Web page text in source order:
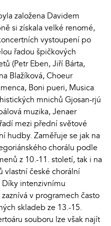
založena Davidem
si získala velké renomé,
vystoupení po
řadou špičkových
(Petr Eben, Jiří Bárta,
Blažíková, Choeur
Boni pueri, Musica
mnichů Gjosan-rjú
muzika, Jenaer
mezi přední světové
hudby. Zaměřuje se jak na
chorálu podle
z 10.-11. století, tak i na
vlastní české chorální
intenzivnímu
v programech často
skladeb ze 13.-15.
souboru lze však najít